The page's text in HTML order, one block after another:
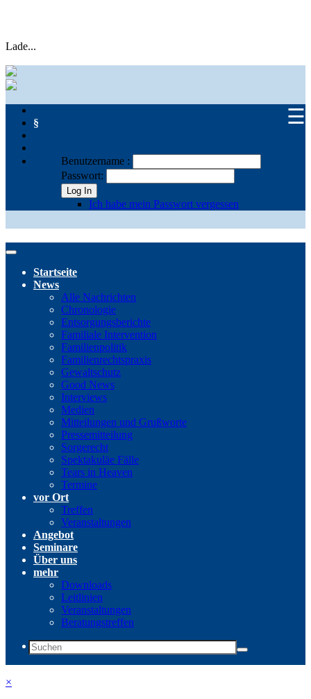
Lade...
☰
§
Benutzername :
Passwort:
Log In
Ich habe mein Passwort vergessen
Startseite
News
Alle Nachrichten
Chronologie
Entsorgungsberichte
Familiale Intervention
Familienpolitik
Familienrechtspraxis
Gewaltschutz
Good News
Interviews
Medien
Mitteilungen und Grußworte
Pressemitteilung
Sorgerecht
Spektakuläe Fälle
Tears in Heaven
Termine
vor Ort
Treffen
Veranstaltungen
Angebot
Seminare
Über uns
mehr
Downloads
Leitlinien
Veranstaltungen
Beratungstreffen
×